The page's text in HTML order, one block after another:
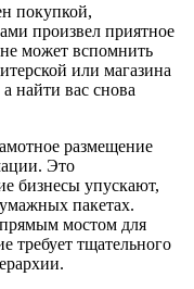
покупкой,
произвел приятное
может вспомнить
или магазина
найти вас снова
размещение
Это
бизнесы упускают,
пакетах.
мостом для
требует тщательного